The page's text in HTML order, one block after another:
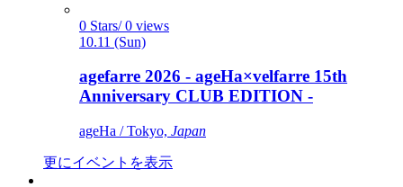
0 Stars/ 0 views
10.11 (Sun)
agefarre 2026 - ageHa×velfarre 15th
Anniversary CLUB EDITION -
ageHa / Tokyo, Japan
更にイベントを表示